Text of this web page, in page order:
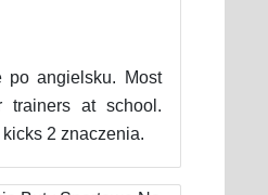
po angielsku. Most
trainers at school.
2 znaczenia.